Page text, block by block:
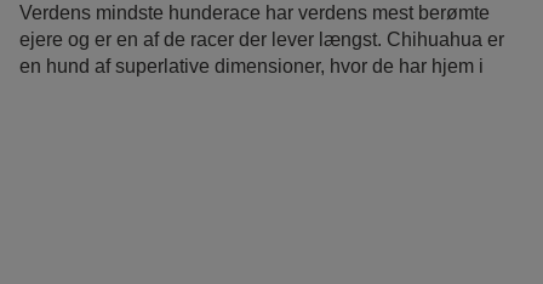
Verdens mindste hunderace har verdens mest berømte
ejere og er en af de racer der lever længst. Chihuahua er
en hund af superlative dimensioner, hvor de har hjem i